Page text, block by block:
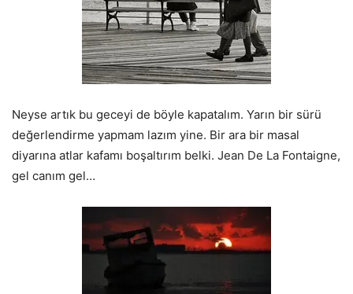
Neyse artık bu geceyi de böyle kapatalım. Yarın bir sürü
değerlendirme yapmam lazım yine. Bir ara bir masal
diyarına atlar kafamı boşaltırım belki. Jean De La Fontaigne,
gel canım gel…